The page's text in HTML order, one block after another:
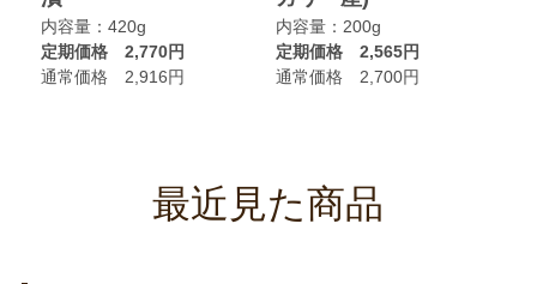
内容量：420g
定期価格 2,770円
通常価格 2,916円
内容量：200g
定期価格 2,565円
通常価格 2,700円
最近見た商品